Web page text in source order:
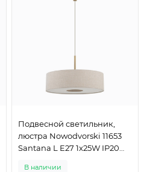
Подвесной светильник,
люстра Nowodvorski 11653
Santana L E27 1x25W IP20
В наличии